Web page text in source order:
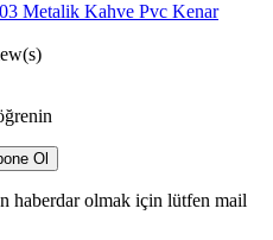
Metalik Kahve Pvc Kenar
haberdar olmak için lütfen mail